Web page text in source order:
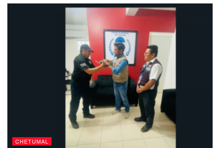
CHETUMAL